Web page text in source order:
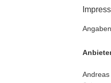
Andreas